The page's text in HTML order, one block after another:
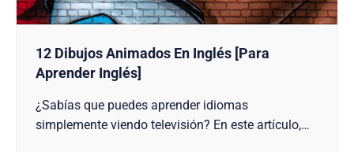
12 Dibujos Animados En Inglés [Para
Aprender Inglés]
¿Sabías que puedes aprender idiomas
simplemente viendo televisión? En este artículo,